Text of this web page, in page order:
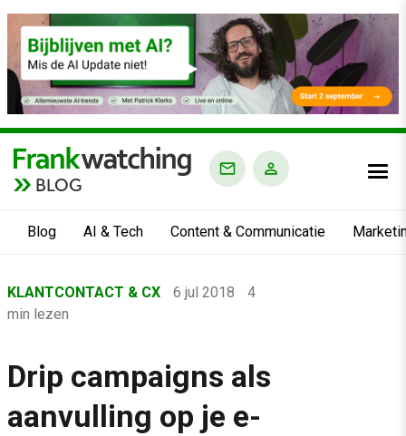
BLOG
Blog AI & Tech Content & Communicatie
›
Klantcontact & CX
›
KLANTCONTACT & CX 6 jul 2018
4
min lezen
Drip campaigns als
aanvulling op je e-